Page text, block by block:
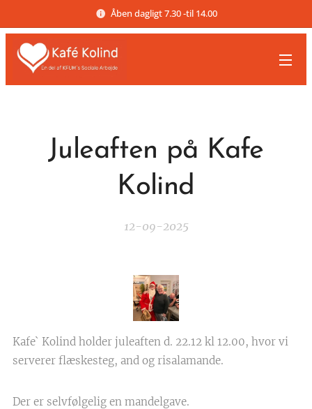
Åben dagligt 7.30 -til 14.00
Juleaften på Kafe
Kolind
12-09-2025
Kafe` Kolind holder juleaften d. 22.12 kl 12.00, hvor vi
serverer flæskesteg, and og risalamande.
Der er selvfølgelig en mandelgave.